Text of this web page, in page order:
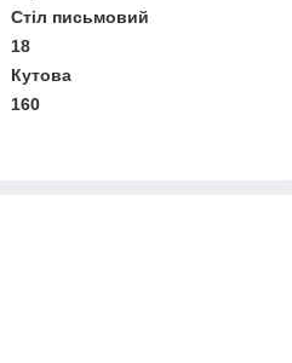
Стіл письмовий
18
Кутова
160